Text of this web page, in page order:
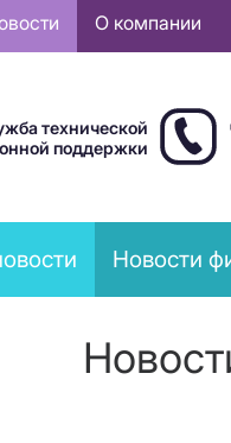
О компании
технической
поддержки
Новости